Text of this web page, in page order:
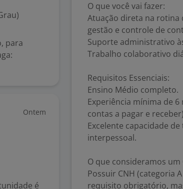
para
Ontem
é
O que você vai fazer:
Atuação direta na
gestão e controle de
Suporte administrativo
Trabalho colaborativo
Requisitos Essenciais:
Ensino Médio completo.
Experiência mínima de
contas a pagar e
Excelente capacidade
interpessoal.
O que consideramos
Possuir CNH (categoria
requisito obrigatório,